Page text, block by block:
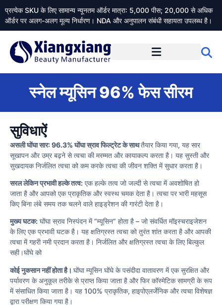
प्रत्येक SKU के लिए सामान्य न्यूनतम ऑर्डर मात्रा: 5,000 पीस; 20,000 से अधिक
ऑर्डर पर अलग-अलग मूल्य निर्धारण। NDA और अनुपालन संबंधी सहायता उपलब्ध है।
स्नेल म्यूसिन 96% फेस सीरम
सुविधाऐं
असली घोंघा सार: 96.3% घोंघा स्राव फिल्ट्रेट के साथतैयार किया गया, यह सार
सूखापन और उम्र बढ़ने से त्वचा की मरम्मत और कायाकल्प करता है। यह सुस्ती और
सुखदायक निर्जलित त्वचा को कम करके त्वचा की जीवन शक्ति में सुधार करता है।
सरल लेकिन प्रभावी हल्के तत्व: एक हल्के तत्व जो जल्दी से त्वचा में अवशोषित हो
जाता है और आपको एक प्राकृतिक और स्वस्थ चमक देता है। त्वचा पर भारी महसूस
किए बिना लंबे समय तक चलने वाले हाइड्रेशन की गारंटी देता है।
मुख्य घटक: घोंघा स्राव निस्पंदन में “म्यूसिन” होता है – जो संवर्धित मॉइस्चराइजेशन
के लिए एक प्रभावी घटक है। यह क्षतिग्रस्त त्वचा को तुरंत शांत करता है और आपकी
त्वचा में गहरी नमी प्रदान करता है। निर्जलित और क्षतिग्रस्त त्वचा के लिए बिल्कुल
सही।घोंघे को
कोई नुकसान नहीं होता है। घोंघा म्यूसिन घोंघे के पसंदीदा वातावरण में एक सुरक्षित और
पर्यावरण के अनुकूल तरीके से प्राप्त किया जाता है और फिर कॉस्मेटिक सामग्री के रूप
में संसाधित किया जाता है। यह 100% प्राकृतिक, हाइपोएलर्जेनिक और त्वचा विशेषज्ञ
द्वारा परीक्षण किया गया है।